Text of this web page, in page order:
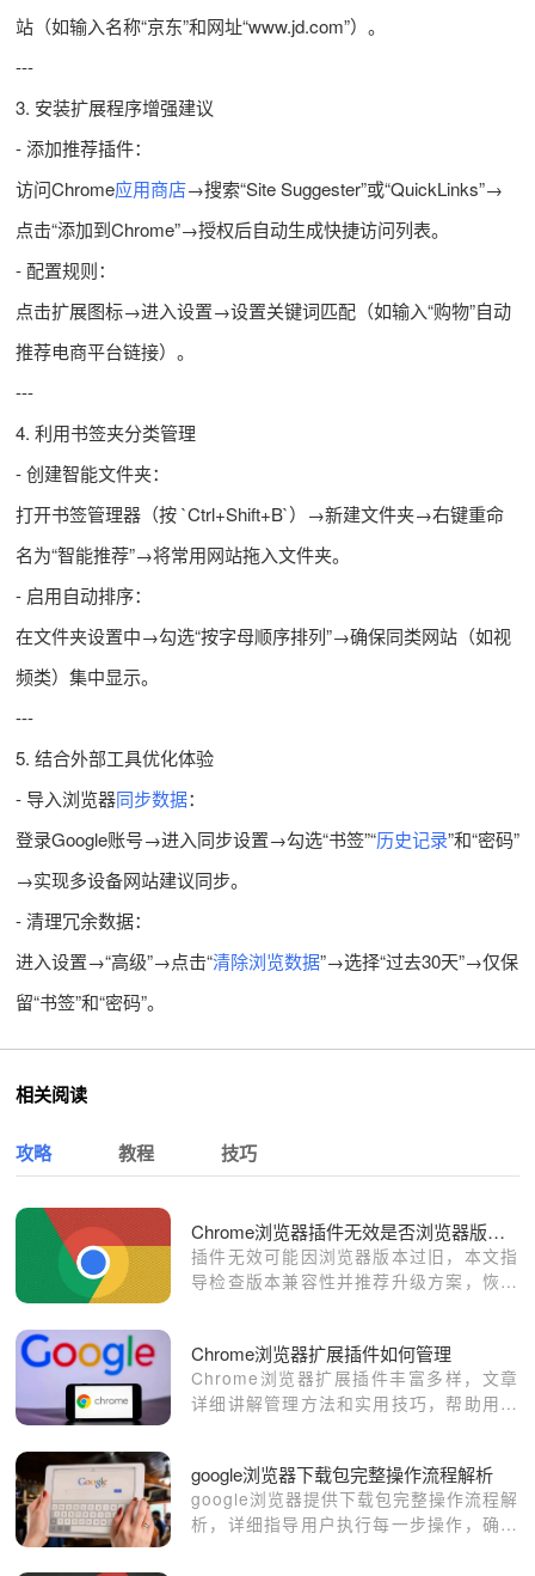
站（如输入名称“京东”和网址“www.jd.com”）。
---
3. 安装扩展程序增强建议
- 添加推荐插件：
访问Chrome应用商店→搜索“Site Suggester”或“QuickLinks”→
点击“添加到Chrome”→授权后自动生成快捷访问列表。
- 配置规则：
点击扩展图标→进入设置→设置关键词匹配（如输入“购物”自动
推荐电商平台链接）。
---
4. 利用书签夹分类管理
- 创建智能文件夹：
打开书签管理器（按 `Ctrl+Shift+B`）→新建文件夹→右键重命
名为“智能推荐”→将常用网站拖入文件夹。
- 启用自动排序：
在文件夹设置中→勾选“按字母顺序排列”→确保同类网站（如视
频类）集中显示。
---
5. 结合外部工具优化体验
- 导入浏览器同步数据：
登录Google账号→进入同步设置→勾选“书签”“历史记录”和“密码”
→实现多设备网站建议同步。
- 清理冗余数据：
进入设置→“高级”→点击“清除浏览数据”→选择“过去30天”→仅保
留“书签”和“密码”。
相关阅读
攻略 教程 技巧
Chrome浏览器插件无效是否浏览器版本太旧
插件无效可能因浏览器版本过旧，本文指
导检查版本兼容性并推荐升级方案，恢复
Chrome浏览器扩展插件如何管理
Chrome浏览器扩展插件丰富多样，文章
详细讲解管理方法和实用技巧，帮助用户
google浏览器下载包完整操作流程解析
google浏览器提供下载包完整操作流程解
析，详细指导用户执行每一步操作，确保